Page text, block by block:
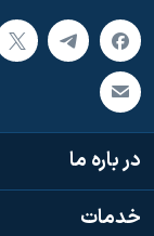
در باره ما
خدمات